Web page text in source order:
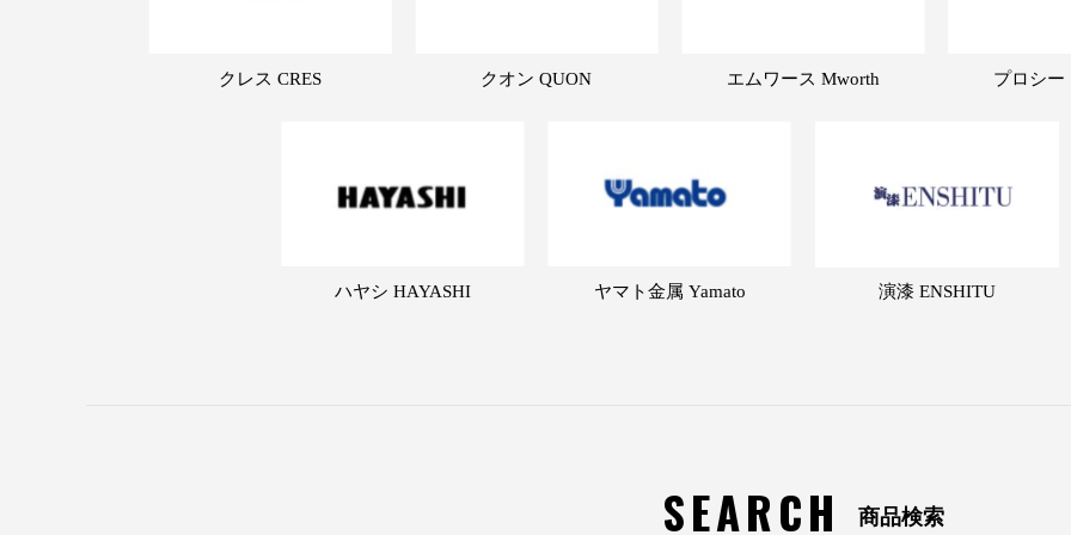
クレス CRES クオン QUON エムワース Mworth プロシー
ハヤシ HAYASHI ヤマト金属 Yamato 演漆 ENSHITU
SEARCH 商品検索